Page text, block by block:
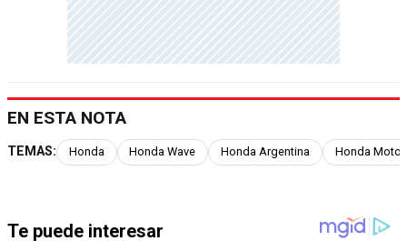
EN ESTA NOTA
TEMAS: Honda Honda Wave Honda Argentina Honda Motos